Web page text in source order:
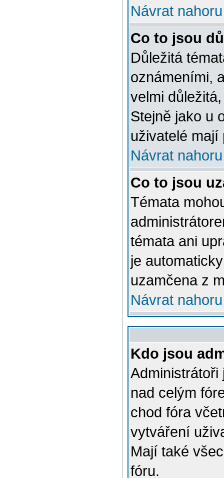
Návrat nahoru
Co to jsou
Důležitá
oznámeními,
velmi
Stejně jako u
uživatelé mají
Návrat nahoru
Co to jsou
Témata
témata ani
je
uzamčena z
Návrat nahoru
Kdo jsou
nad celým
chod fóra
vytváření
Mají také
fóru.